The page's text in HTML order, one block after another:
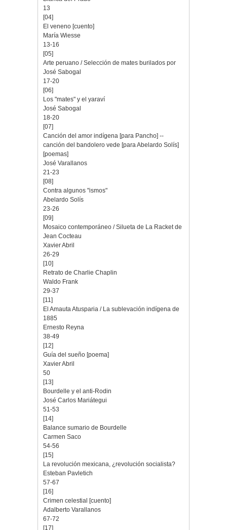
13
[04]
El veneno [cuento]
María Wiesse
13-16
[05]
Arte peruano / Selección de mates burilados por
José Sabogal
17-20
[06]
Los "mates" y el yaraví
José Sabogal
18-20
[07]
Canción del amor indígena [para Pancho] --
canción del bandolero vede [para Abelardo Solís]
[poemas]
José Varallanos
21-23
[08]
Contra algunos "ismos"
Abelardo Solís
23-26
[09]
Mosaico contemporáneo / Silueta de La Racket de
Jean Cocteau
Xavier Abril
26-29
[10]
Retrato de Charlie Chaplin
Waldo Frank
29-37
[11]
El Amauta Atusparia / La sublevación indígena de
1885
Ernesto Reyna
38-49
[12]
Guía del sueño [poema]
Xavier Abril
50
[13]
Bourdelle y el anti-Rodin
José Carlos Mariátegui
51-53
[14]
Balance sumario de Bourdelle
Carmen Saco
54-56
[15]
La revolución mexicana, ¿revolución socialista?
Esteban Pavletich
57-67
[16]
Crimen celestial [cuento]
Adalberto Varallanos
67-72
[17]